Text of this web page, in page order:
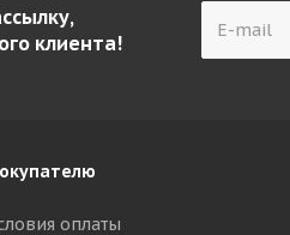
клиента!
оплаты